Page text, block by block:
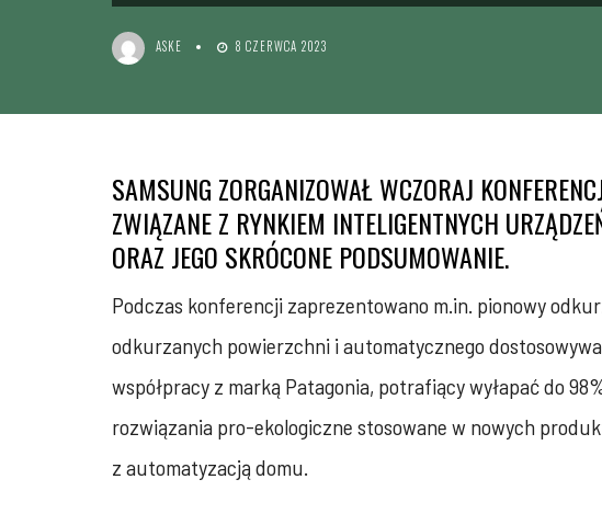
ASKE 8 CZERWCA 2023
SAMSUNG ZORGANIZOWAŁ WCZORAJ
ZWIĄZANE Z RYNKIEM INTELIGENTNYCH
ORAZ JEGO SKRÓCONE PODSUMOWANIE.
Podczas konferencji zaprezentowano m.in. pionowy
odkurzanych powierzchni i automatycznego
współpracy z marką Patagonia, potrafiący wyłapać do
rozwiązania pro-ekologiczne stosowane w nowych
z automatyzacją domu.